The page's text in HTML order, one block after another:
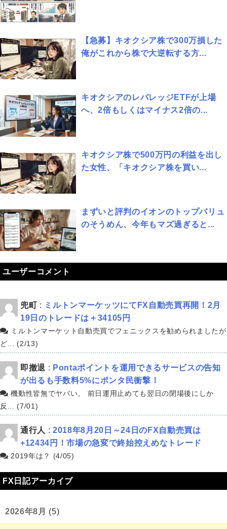
【急募】キオクシア株で300万損した
俺がこれから株で大逆転する方...
キオクシアのレバレッジETFが上場
へ、2倍もしくはマイナス2倍の...
キオクシア株で500万円の利益を出し
た女性、「キオクシア株を買い...
まずいと評判のイオンのトップバリュ
のそうめん、今年もマズ過ぎると...
ユーザーコメント
兜町 : ミルトンマーケッツにてFX自動売買再開！2月
19日のトレードは＋34105円
ミルトンマーケット自動売買でフェニックスを勧められましたが
ど... (2/13)
即撤退 : Pontaポイントを運用できるサービスの告知
が出るも手数料5%にポンタ民衝撃！
機動性皆無でヤバい。 前日運用止めても翌日の閉場後にしか
反... (7/01)
通行人 : 2018年8月20日～24日のFX自動売買は
+12434円！市場の急変で終始控えめなトレード
2019年は？ (4/05)
FX日記アーカイブ
2026年8月 (5)